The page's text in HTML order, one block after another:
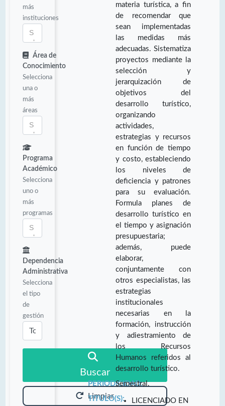
más
instituciones
Área de
Conocimiento
Selecciona
una o
más
áreas
Programa
Académico
Selecciona
uno o
más
programas
Dependencia
Administrativa
Selecciona
el tipo
de
gestión
Buscar
Limpiar
materia turística, a fin
de recomendar que
sean implementadas
las medidas más
adecuadas. Sistematiza
proyectos mediante la
selección y
jerarquización de
objetivos del
desarrollo turístico,
organizando
actividades,
estrategias y recursos
en función de tiempo
y costo, estableciendo
los niveles de
deficiencia y patrones
para su evaluación.
Formula planes de
desarrollo turístico en
el tiempo y asignación
presupuestaria;
además, puede
elaborar,
conjuntamente con
otros especialistas, las
estrategias
institucionales
necesarias en la
formación, instrucción
y adiestramiento de
los Recursos
Humanos referidos al
desarrollo turístico.
PERIODICIDAD:
Semestral.
TITULO(S):
LICENCIADO EN